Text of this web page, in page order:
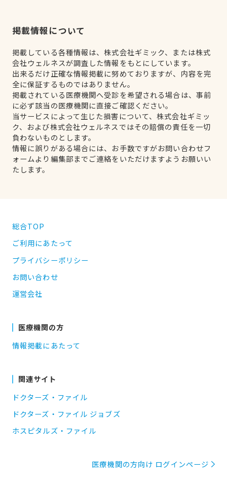
掲載情報について
掲載している各種情報は、株式会社ギミック、または株式
会社ウェルネスが調査した情報をもとにしています。
出来るだけ正確な情報掲載に努めておりますが、内容を完
全に保証するものではありません。
掲載されている医療機関へ受診を希望される場合は、事前
に必ず該当の医療機関に直接ご確認ください。
当サービスによって生じた損害について、株式会社ギミッ
ク、および株式会社ウェルネスではその賠償の責任を一切
負わないものとします。
情報に誤りがある場合には、お手数ですがお問い合わせフ
ォームより編集部までご連絡をいただけますようお願いい
たします。
総合TOP
ご利用にあたって
プライバシーポリシー
お問い合わせ
運営会社
医療機関の方
情報掲載にあたって
関連サイト
ドクターズ・ファイル
ドクターズ・ファイル ジョブズ
ホスピタルズ・ファイル
医療機関の方向け ログインページ